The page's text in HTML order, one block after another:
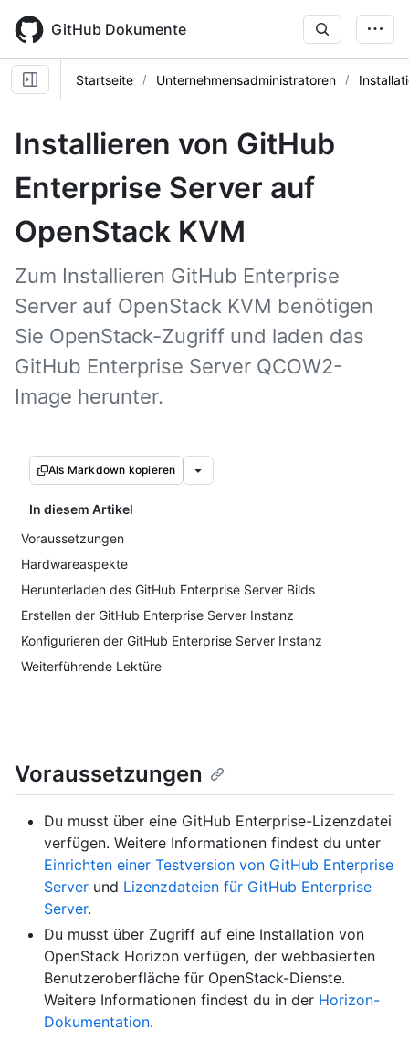
main
content
GitHub Dokumente
Startseite Unternehmensadministratoren
Installieren von GitHub
Enterprise Server auf
OpenStack KVM
Zum Installieren GitHub Enterprise
Server auf OpenStack KVM benötigen
Sie OpenStack-Zugriff und laden das
GitHub Enterprise Server QCOW2-
Image herunter.
Als Markdown kopieren
In diesem Artikel
Voraussetzungen
Hardwareaspekte
Herunterladen des GitHub Enterprise Server Bilds
Erstellen der GitHub Enterprise Server Instanz
Konfigurieren der GitHub Enterprise Server Instanz
Weiterführende Lektüre
Voraussetzungen
Du musst über eine GitHub Enterprise-Lizenzdatei
verfügen. Weitere Informationen findest du unter
Einrichten einer Testversion von GitHub Enterprise
Server und Lizenzdateien für GitHub Enterprise
Server.
Du musst über Zugriff auf eine Installation von
OpenStack Horizon verfügen, der webbasierten
Benutzeroberfläche für OpenStack-Dienste.
Weitere Informationen findest du in der Horizon-
Dokumentation.